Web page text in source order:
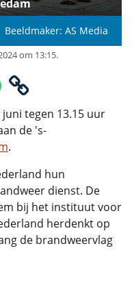
Beeldmaker: AS Media
om 13:15.
juni tegen 13.15 uur
de 's-
.
hun
dienst. De
bij het instituut voor
herdenkt op
de brandweervlag